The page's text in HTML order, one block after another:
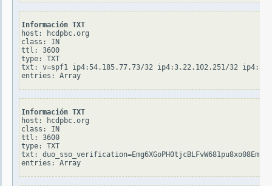
Información TXT
host: hcdpbc.org
class: IN
ttl: 3600
type: TXT
txt: v=spf1 ip4:54.185.77.73/32 ip4:3.22.102.251/32
Información TXT
host: hcdpbc.org
class: IN
ttl: 3600
type: TXT
txt: